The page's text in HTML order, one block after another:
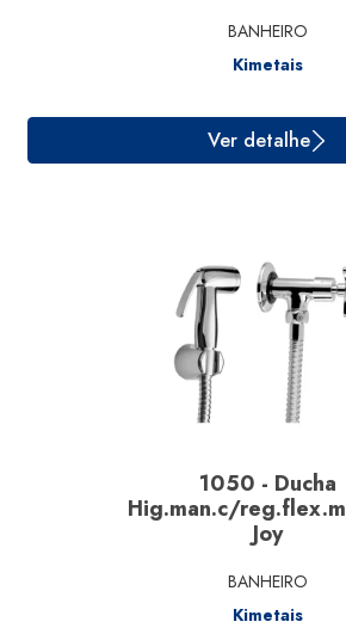
BANHEIRO
Kimetais
Ver detalhe
1050 - Ducha
Hig.man.c/
Joy
BANHEIRO
Kimetais